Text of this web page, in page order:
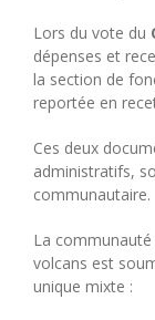
Lors du vote du
dépenses et
la section de
reportée en
Ces deux
administratifs,
communautaire.
La
volcans est
unique mixte :